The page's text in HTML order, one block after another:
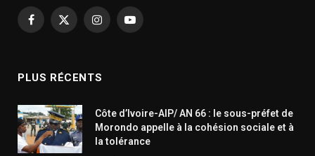
Facebook
X
InstagramYouTube
PLUS RÉCENTS
Côte d’Ivoire-AIP/ AN 66 : le sous-préfet de
Morondo appelle à la cohésion sociale et à
la tolérance